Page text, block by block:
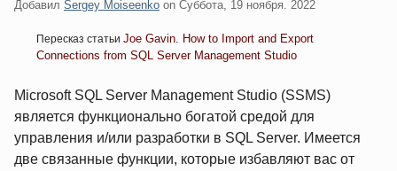
Добавил Sergey Moiseenko on Суббота, 19 ноября. 2022
Пересказ статьи Joe Gavin. How to Import and Export
Connections from SQL Server Management Studio
Microsoft SQL Server Management Studio (SSMS)
является функционально богатой средой для
управления и/или разработки в SQL Server. Имеется
две связанные функции, которые избавляют вас от